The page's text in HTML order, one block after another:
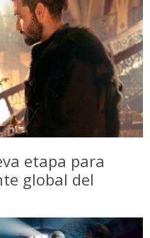
etapa para
global del